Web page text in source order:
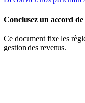
Conclusez un accord
Ce document fixe les
gestion des revenus.